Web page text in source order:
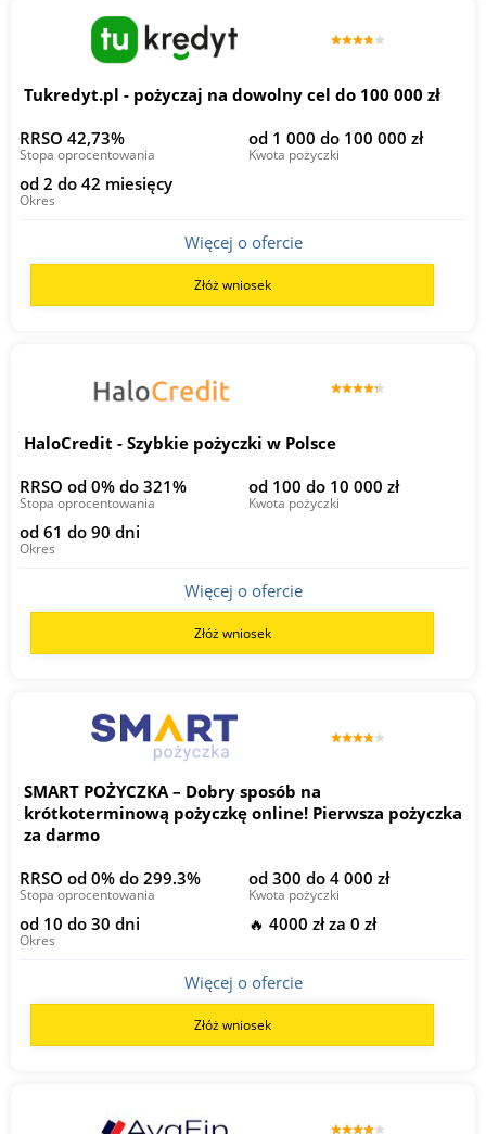
Tukredyt.pl - pożyczaj na dowolny cel do 100 000 zł
RRSO 42,73%
Stopa oprocentowania
od 1 000 do 100 000 zł
Kwota pożyczki
od 2 do 42 miesięcy
Okres
Więcej o ofercie
Złóż wniosek
HaloCredit - Szybkie pożyczki w Polsce
RRSO od 0% do 321%
Stopa oprocentowania
od 100 do 10 000 zł
Kwota pożyczki
od 61 do 90 dni
Okres
Więcej o ofercie
Złóż wniosek
SMART POŻYCZKA – Dobry sposób na
krótkoterminową pożyczkę online! Pierwsza pożyczka
za darmo
RRSO od 0% do 299.3%
Stopa oprocentowania
od 300 do 4 000 zł
Kwota pożyczki
od 10 do 30 dni
Okres
🔥 4000 zł za 0 zł
Więcej o ofercie
Złóż wniosek